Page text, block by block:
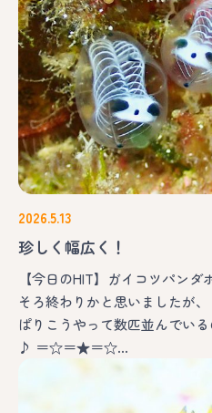
2026.5.13
珍しく幅広く！
【今日のHIT】ガイコツパン
そろ終わりかと思いましたが
ぱりこうやって数匹並んでい
♪ ＝☆＝★＝☆…